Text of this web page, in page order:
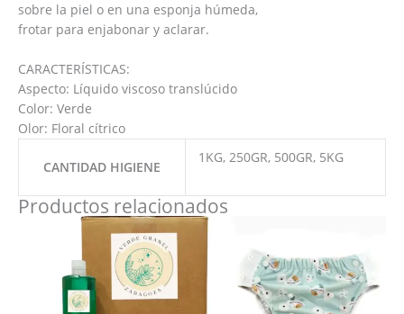
sobre la piel o en una esponja húmeda,
frotar para enjabonar y aclarar.
CARACTERÍSTICAS:
Aspecto: Líquido viscoso translúcido
Color: Verde
Olor: Floral cítrico
CANTIDAD HIGIENE
1KG, 250GR, 500GR, 5KG
Productos relacionados
Este
producto
tiene
múltiples
variantes.